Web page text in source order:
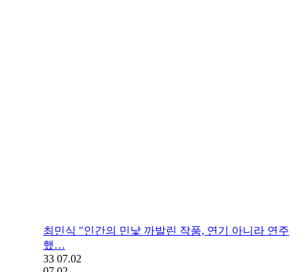
최민식 "인간의 민낯 까발린 작품, 연기 아니라 연주
했…
33 07.02